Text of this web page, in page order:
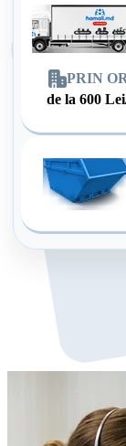
PRIN
de la600